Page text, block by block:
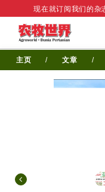
现在就订阅我们的杂
主页 / 文章 /